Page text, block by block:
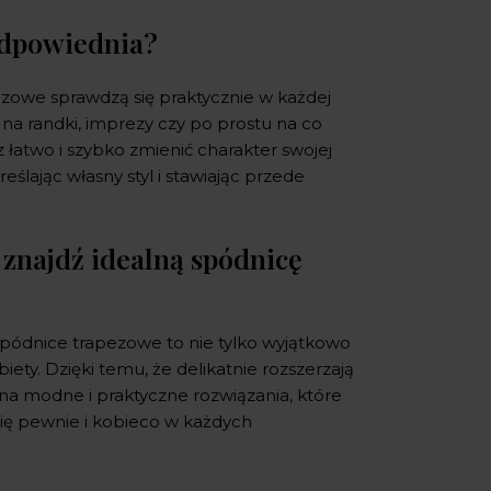
sprawdzą się praktycznie w każdej
randki, imprezy czy po prostu na co
i szybko zmienić charakter swojej
własny styl i stawiając przede
idealną spódnicę
trapezowe to nie tylko wyjątkowo
Dzięki temu, że delikatnie rozszerzają
modne i praktyczne rozwiązania, które
pewnie i kobieco w każdych